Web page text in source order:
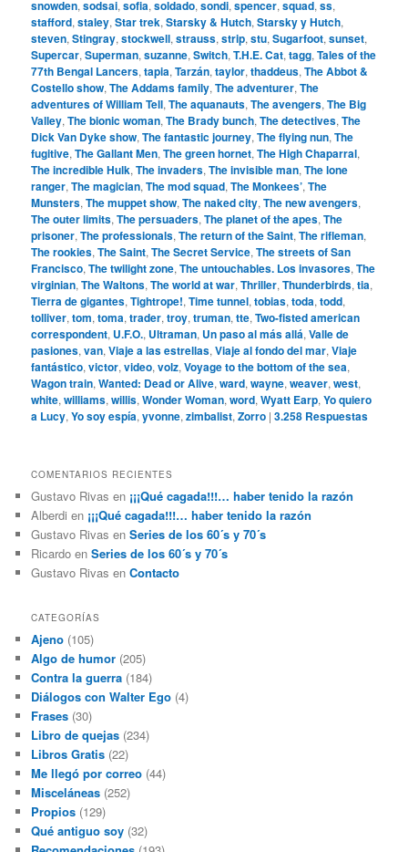
snowden,sodsai,sofia,soldado,sondi,spencer,squad,ss,
stafford,staley,Star trek,Starsky & Hutch,Starsky y Hutch,
steven,Stingray,stockwell,strauss,strip,stu,Sugarfoot,sunset,
Supercar,Superman,suzanne,Switch,T.H.E. Cat,tagg,Tales of the
77th Bengal Lancers,tapia,Tarzán,taylor,thaddeus,The Abbot &
Costello show,The Addams family,The adventurer,The
adventures of William Tell,The aquanauts,The avengers,The Big
Valley,The bionic woman,The Brady bunch,The detectives,The
Dick Van Dyke show,The fantastic journey,The flying nun,The
fugitive,The Gallant Men,The green hornet,The High Chaparral,
The incredible Hulk,The invaders,The invisible man,The lone
ranger,The magician,The mod squad,The Monkees’,The
Munsters,The muppet show,The naked city,The new avengers,
The outer limits,The persuaders,The planet of the apes,The
prisoner,The professionals,The return of the Saint,The rifleman,
The rookies,The Saint,The Secret Service,The streets of San
Francisco,The twilight zone,The untouchables. Los invasores,The
virginian,The Waltons,The world at war,Thriller,Thunderbirds,tia,
Tierra de gigantes,Tightrope!,Time tunnel,tobias,toda,todd,
tolliver,tom,toma,trader,troy,truman,tte,Two-fisted american
correspondent, U.F.O., Ultraman, Un paso al más allá,Valle de
pasiones,van,Viaje a las estrellas,Viaje al fondo del mar,Viaje
fantástico,victor,video,volz,Voyage to the bottom of the sea,
Wagon train,Wanted: Dead or Alive,ward,wayne,weaver,west,
white,williams,willis,Wonder Woman,word,Wyatt Earp,Yo quiero
a Lucy,Yo soy espía,yvonne,zimbalist,Zorro |3.258 Respuestas
COMENTARIOS RECIENTES
Gustavo Rivas en ¡¡¡Qué cagada!!!… haber tenido la razón
Alberdi en ¡¡¡Qué cagada!!!… haber tenido la razón
Gustavo Rivas enSeries de los 60´s y 70´s
Ricardo enSeries de los 60´s y 70´s
Gustavo Rivas enContacto
CATEGORÍAS
Ajeno (105)
Algo de humor (205)
Contra la guerra (184)
Diálogos con Walter Ego (4)
Frases (30)
Libro de quejas (234)
Libros Gratis (22)
Me llegó por correo (44)
Misceláneas (252)
Propios (129)
Qué antiguo soy (32)